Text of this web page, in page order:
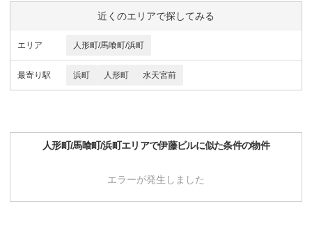
近くのエリアで探してみる
エリア 人形町/馬喰町/浜町
最寄り駅 浜町 人形町 水天宮前
人形町/馬喰町/浜町エリアで伊藤ビルに似た条件の物件
エラーが発生しました